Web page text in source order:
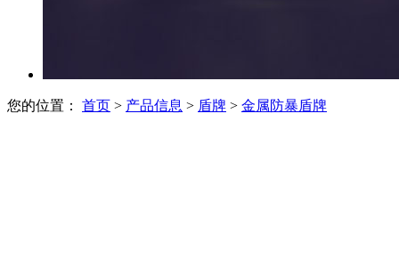
您的位置： 首页 > 产品信息 > 盾牌 > 金属防暴盾牌